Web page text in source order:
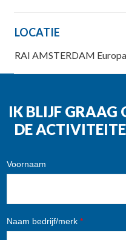
LOCATIE
RAI AMSTERDAM
IK BLIJF GRAAG
DE
Voornaam
Naam bedrijf/merk *